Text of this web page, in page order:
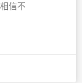
信不